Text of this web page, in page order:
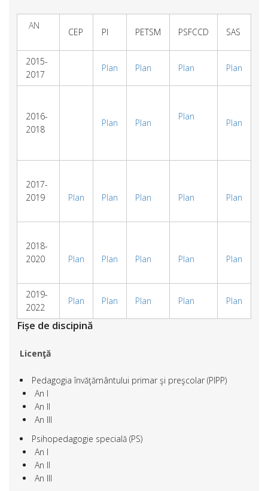
AN
CEP PI PETSM PSFCCD SAS
2015-
2017
Plan Plan Plan Plan
2016-
2018
Plan Plan
Plan
Plan
2017-
2019
Plan Plan Plan Plan Plan
2018-
2020
Plan Plan Plan Plan Plan
2019-
2022
Plan Plan Plan Plan Plan
Fișe de discipină
Licenţă
Pedagogia învăţământului primar şi preşcolar (PIPP)
An I
An II
An III
Psihopedagogie specială (PS)
An I
An II
An III